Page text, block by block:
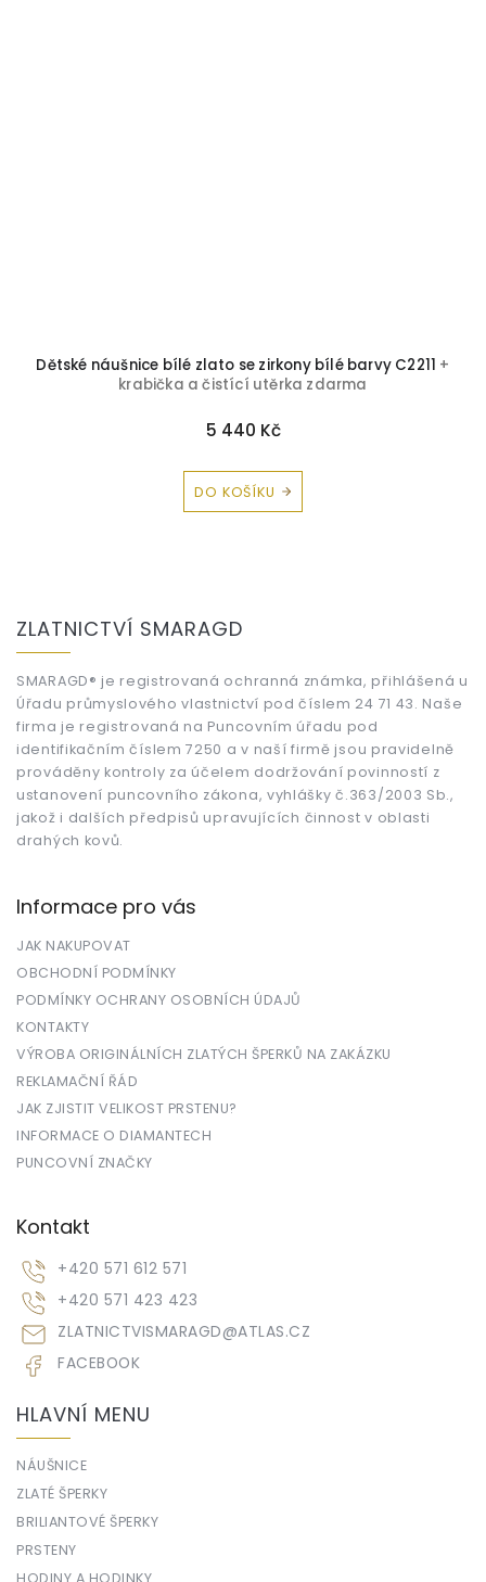
Dětské náušnice bílé zlato se zirkony bílé barvy C2211 +
krabička a čistící utěrka zdarma
5 440 Kč
DO KOŠÍKU
ZLATNICTVÍ SMARAGD
SMARAGD® je registrovaná ochranná známka, přihlášená u
Úřadu průmyslového vlastnictví pod číslem 24 71 43. Naše
firma je registrovaná na Puncovním úřadu pod
identifikačním číslem 7250 a v naší firmě jsou pravidelně
prováděny kontroly za účelem dodržování povinností z
ustanovení puncovního zákona, vyhlášky č.363/2003 Sb.,
jakož i dalších předpisů upravujících činnost v oblasti
drahých kovů.
Informace pro vás
JAK NAKUPOVAT
OBCHODNÍ PODMÍNKY
PODMÍNKY OCHRANY OSOBNÍCH ÚDAJŮ
KONTAKTY
VÝROBA ORIGINÁLNÍCH ZLATÝCH ŠPERKŮ NA ZAKÁZKU
REKLAMAČNÍ ŘÁD
JAK ZJISTIT VELIKOST PRSTENU?
INFORMACE O DIAMANTECH
PUNCOVNÍ ZNAČKY
Kontakt
ZLATNICTVISMARAGD@ATLAS.CZ
+420 571 612 571
+420 571 423 423
FACEBOOK
HLAVNÍ MENU
NÁUŠNICE
ZLATÉ ŠPERKY
BRILIANTOVÉ ŠPERKY
PRSTENY
HODINY A HODINKY